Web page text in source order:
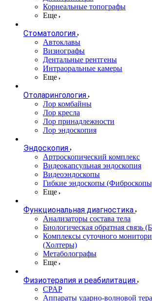
Корнеальные топографы
Еще
Стоматология
Автоклавы
Визиографы
Дентальные рентгены
Интраоральные камеры
Еще
Отоларингология
Лор комбайны
Лор кресла
Лор принадлежности
Лор эндоскопия
Эндоскопия
Артроскопический комплекс
Видеокапсульная эндоскопия
Видеоэндоскопы
Гибкие эндоскопы
Еще
Функциональная диагностика
Анализаторы состава тела
Биологическая обратная связь
Комплексы суточного
(Холтеры)
Метаболографы
Еще
Физиотерапия и реабилитация
CPAP
Аппараты ударно-волновой